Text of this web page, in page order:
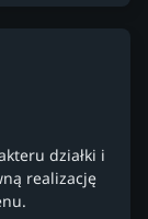
działki i
realizację